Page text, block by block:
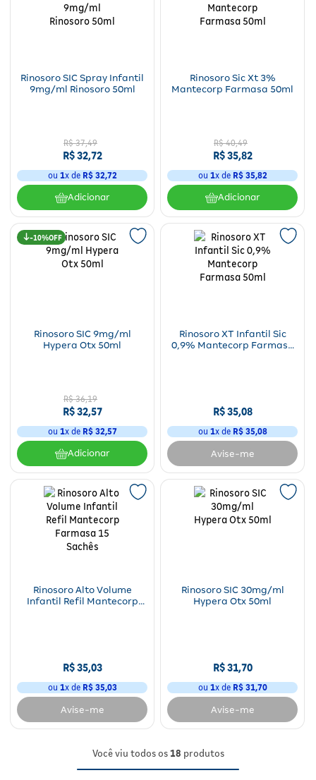
Rinosoro SIC Spray Infantil
9mg/ml Rinosoro 50ml
R$ 37,49
R$32,72
ou 1x de R$ 32,72
Adicionar
Rinosoro Sic Xt 3%
Mantecorp Farmasa 50ml
R$ 40,49
R$35,82
ou 1x de R$ 35,82
Adicionar
10%
Rinosoro SIC 9mg/ml
Hypera Otx 50ml
R$ 36,19
R$32,57
ou 1x de R$ 32,57
Adicionar
Rinosoro XT Infantil Sic
0,9% Mantecorp Farmasa
R$35,08
ou 1x de R$ 35,08
Avise-me
Rinosoro Alto Volume
Infantil Refil Mantecorp
R$35,03
ou 1x de R$ 35,03
Avise-me
Rinosoro SIC 30mg/ml
Hypera Otx 50ml
R$31,70
ou 1x de R$ 31,70
Avise-me
Você viu todos os18 produtos